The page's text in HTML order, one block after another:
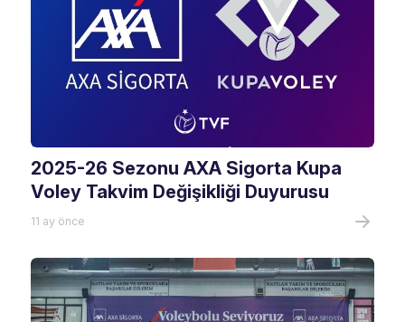
2025-26 Sezonu AXA Sigorta Kupa
Voley Takvim Değişikliği Duyurusu
11 ay önce